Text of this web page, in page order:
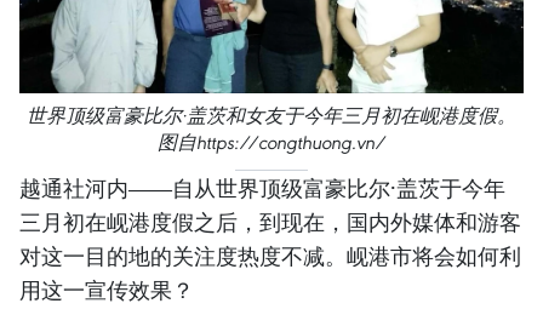
世界顶级富豪比尔·盖茨和女友于今年三月初在岘港度假。
图自https://congthuong.vn/
越通社河内——自从世界顶级富豪比尔·盖茨于今年
三月初在岘港度假之后，到现在，国内外媒体和游客
对这一目的地的关注度热度不减。岘港市将会如何利
用这一宣传效果？